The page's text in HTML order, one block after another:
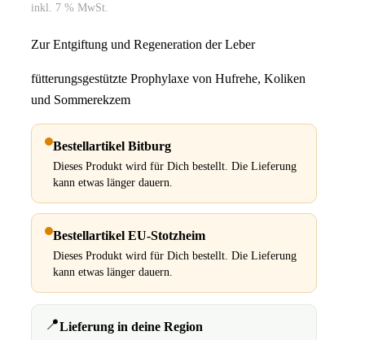
inkl. 7 % MwSt.
Zur Entgiftung und Regeneration der Leber
fütterungsgestützte Prophylaxe von Hufrehe, Koliken
und Sommerekzem
Bestellartikel Bitburg
Dieses Produkt wird für Dich bestellt. Die Lieferung
kann etwas länger dauern.
Bestellartikel EU-Stotzheim
Dieses Produkt wird für Dich bestellt. Die Lieferung
kann etwas länger dauern.
📍Lieferung in deine Region